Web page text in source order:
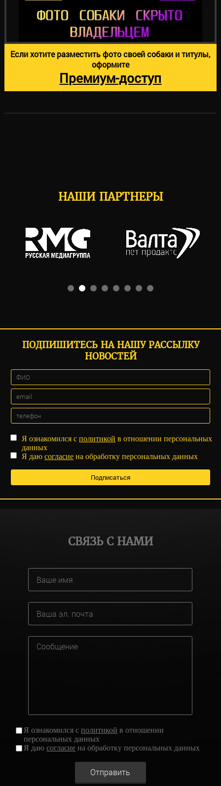
Если хотите разместить фото своей собаки и титулы,
оформите
Премиум-доступ
НАШИ ПАРТНЕРЫ
ПОДПИШИТЕСЬ НА НАШУ РАССЫЛКУ
НОВОСТЕЙ
Я ознакомился сполитикой в отношении персональных
данных
Я даюсогласие на обработку персональных данных
СВЯЗЬ С НАМИ
Я ознакомился сполитикой в отношении
персональных данных
Я даюсогласие на обработку персональных данных
Отправить